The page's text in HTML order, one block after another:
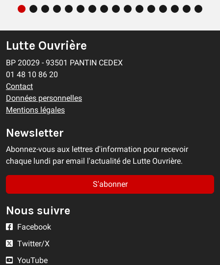
Lutte Ouvrière
BP 20029 - 93501 PANTIN CEDEX
01 48 10 86 20
Contact
Données personnelles
Mentions légales
Newsletter
Abonnez-vous aux lettres d'information pour recevoir
chaque lundi par email l'actualité de Lutte Ouvrière.
S'abonner
Nous suivre
Facebook
Twitter/X
YouTube